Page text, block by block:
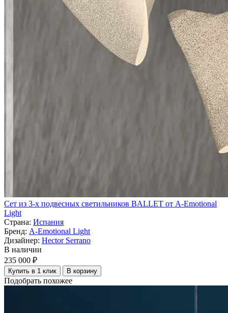
Сет из 3-х подвесных светильников BALLET от A-Emotional
Light
Страна: Испания
Бренд: A-Emotional Light
Дизайнер: Hector Serrano
В наличии
235 000 ₽
Купить в 1 клик В корзину
Подобрать похожее